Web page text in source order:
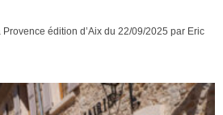
édition d’Aix du 22/09/2025 par Eric